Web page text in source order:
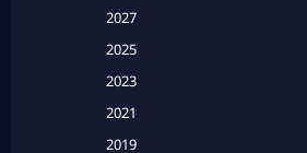
Based on a True Story สร้างจาก
2027
2025
2023
2021
2019